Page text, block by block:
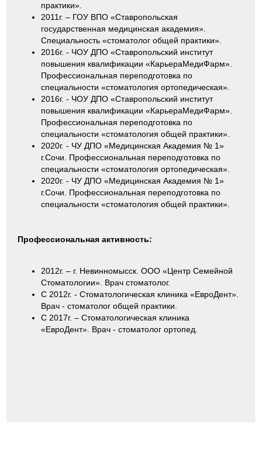
практики».
2011г. – ГОУ ВПО «Ставропольская
государственная медицинская академия».
Специальность «стоматолог общей практики».
2016г. - ЧОУ ДПО «Ставропольский институт
повышения квалификации «КарьераМедиФарм».
Профессиональная переподготовка по
специальности «стоматология ортопедическая».
2016г. - ЧОУ ДПО «Ставропольский институт
повышения квалификации «КарьераМедиФарм».
Профессиональная переподготовка по
специальности «стоматология общей практики».
2020г. - ЧУ ДПО «Медицинская Академия № 1»
г.Сочи. Профессиональная переподготовка по
специальности «стоматология ортопедическая».
2020г. - ЧУ ДПО «Медицинская Академия № 1»
г.Сочи. Профессиональная переподготовка по
специальности «стоматология общей практики».
Профессиональная активность:
2012г. – г. Невинномысск. ООО «Центр Семейной
Стоматологии». Врач стоматолог.
С 2012г. - Стоматологическая клиника «ЕвроДент».
Врач - стоматолог общей практики.
С 2017г. – Стоматологическая клиника
«ЕвроДент». Врач - стоматолог ортопед.